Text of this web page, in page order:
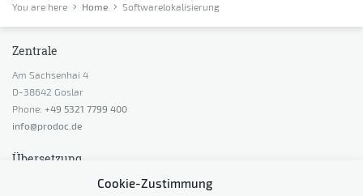
Cookie-Zustimmung
You are here Home Softwarelokalisierung
Zentrale
Am Sachsenhai 4
D-38642 Goslar
Phone: +49 5321 7799 400
info@prodoc.de
Übersetzung